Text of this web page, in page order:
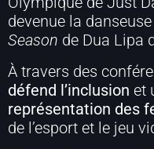
devenue la
Season de Dua Lipa
À travers des
défend l’inclusion et
représentation des
de l’esport et le jeu